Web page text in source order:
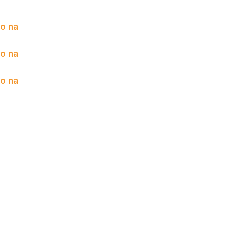
na
na
na